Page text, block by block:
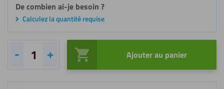
De combien ai-je besoin ?
Calculez la quantité requise
quantité
Ajouter au panier